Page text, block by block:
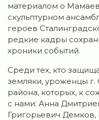
материалом о
скульптурном
героев
редкие кадры
хроники событий.
Среди тех, кто
земляки, уроженцы г.
района, которых, к
с нами: Анна
Григорьевич